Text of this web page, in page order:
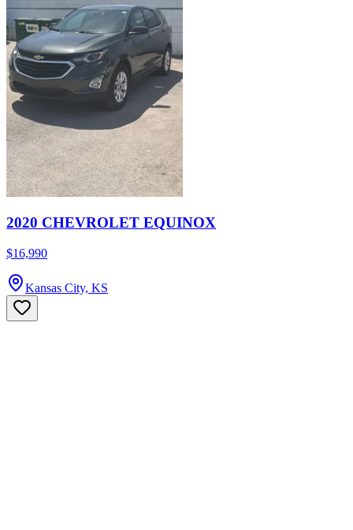
2020 CHEVROLET EQUINOX
$16,990
Kansas City, KS